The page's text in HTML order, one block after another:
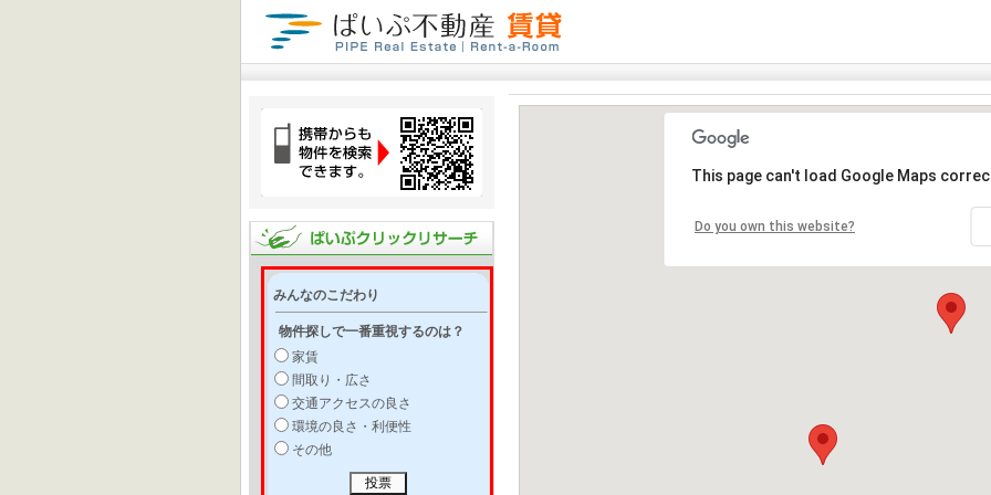
みんなのこだわり
物件探しで一番重視するのは？
家賃
間取り・広さ
交通アクセスの良さ
環境の良さ・利便性
その他
This page can't load Google Maps
Do you own this website?